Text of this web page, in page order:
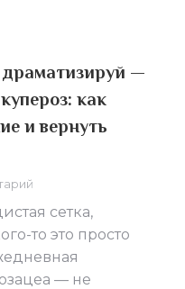
—
как
и вернуть
сетка,
то это просто
— не